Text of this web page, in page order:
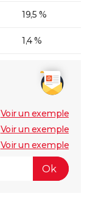
19,5 %
1,4 %
Voir un exemple
Voir un exemple
Voir un exemple